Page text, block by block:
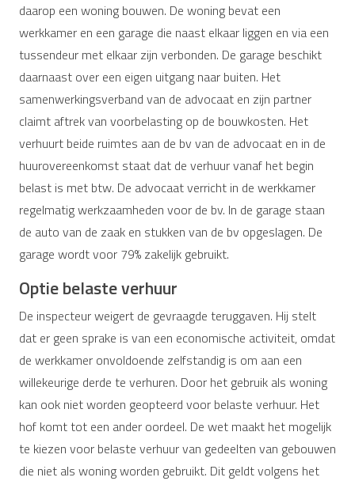
daarop een woning bouwen. De woning bevat een
werkkamer en een garage die naast elkaar liggen en via een
tussendeur met elkaar zijn verbonden. De garage beschikt
daarnaast over een eigen uitgang naar buiten. Het
samenwerkingsverband van de advocaat en zijn partner
claimt aftrek van voorbelasting op de bouwkosten. Het
verhuurt beide ruimtes aan de bv van de advocaat en in de
huurovereenkomst staat dat de verhuur vanaf het begin
belast is met btw. De advocaat verricht in de werkkamer
regelmatig werkzaamheden voor de bv. In de garage staan
de auto van de zaak en stukken van de bv opgeslagen. De
garage wordt voor 79% zakelijk gebruikt.
Optie belaste verhuur
De inspecteur weigert de gevraagde teruggaven. Hij stelt
dat er geen sprake is van een economische activiteit, omdat
de werkkamer onvoldoende zelfstandig is om aan een
willekeurige derde te verhuren. Door het gebruik als woning
kan ook niet worden geopteerd voor belaste verhuur. Het
hof komt tot een ander oordeel. De wet maakt het mogelijk
te kiezen voor belaste verhuur van gedeelten van gebouwen
die niet als woning worden gebruikt. Dit geldt volgens het